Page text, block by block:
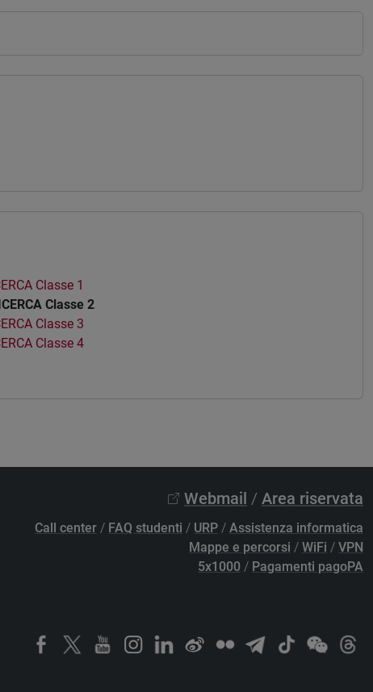
Classe 1
Classe 2
Classe 3
Classe 4
Webmail / Area riservata
Call center / FAQ studenti / URP / Assistenza informatica
Mappe e percorsi / WiFi / VPN
5x1000 / Pagamenti pagoPA